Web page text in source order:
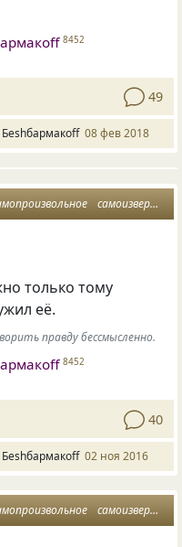
8452
49
Беshбармакоff 08 фев 2018
самоизвержение
только тому
её.
правду бессмысленно.
8452
40
Беshбармакоff 02 ноя 2016
самоизвержение